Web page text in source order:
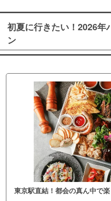
初夏に行きたい！2026年
ン
東京駅直結！都会の真ん中で